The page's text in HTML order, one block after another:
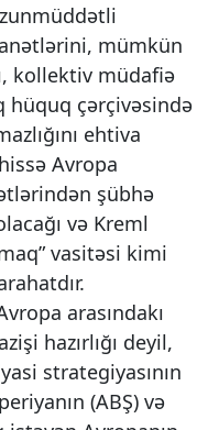
mümkün
kollektiv müdafiə
hüquq çərçivəsində
ehtiva
Avropa
şübhə
və Kreml
vasitəsi kimi
arasındakı
hazırlığı deyil,
strategiyasının
(ABŞ) və